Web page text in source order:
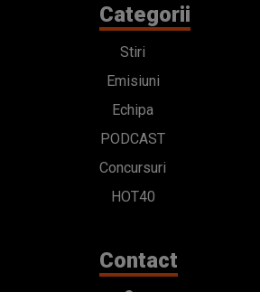
Categorii
Stiri
Emisiuni
Echipa
PODCAST
Concursuri
HOT40
Contact